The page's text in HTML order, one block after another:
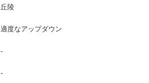
丘陵
適度なアップダウン
-
-